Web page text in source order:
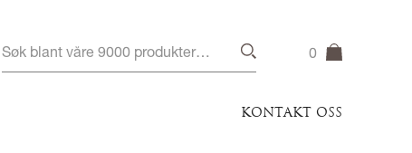
0
KONTAKT OSS